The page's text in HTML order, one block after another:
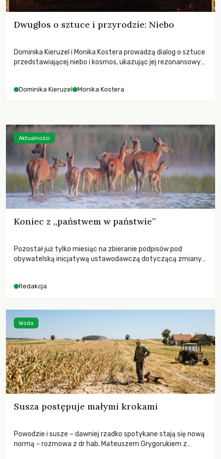
Dwugłos o sztuce i przyrodzie: Niebo
Dominika Kieruzel i Monika Kostera prowadzą dialog o sztuce
przedstawiającej niebo i kosmos, ukazując jej rezonansowy
Dominika Kieruzel Monika Kostera
Koniec z „państwem w państwie”
Pozostał już tylko miesiąc na zbieranie podpisów pod
obywatelską inicjatywą ustawodawczą dotyczącą zmiany
niezwykle korzystne rozwiązania dla przyrody i zwierząt,
funkcjonowania łowiectwa w Polsce.
Redakcja
Aktualności
Susza postępuje małymi krokami
Powodzie i susze – dawniej rzadko spotykane stają się nową
normą – rozmowa z dr hab. Mateuszem Grygorukiem z
Woda